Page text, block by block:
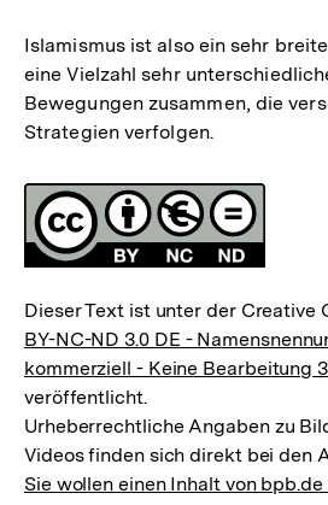
Islamismus ist also ein sehr
eine Vielzahl sehr
Bewegungen zusammen, die
Strategien verfolgen.
Fussnoten
Lizenz
Dieser Text ist unter der Creative
BY-NC-ND 3.0 DE -
kommerziell - Keine Bearbeitung
veröffentlicht.
Urheberrechtliche Angaben zu
Videos finden sich direkt bei den
Sie wollen einen Inhalt von bpb.de